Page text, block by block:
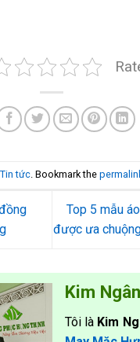
Tin tức. Bookmark the
Top 5 mẫu
được ưa
Kim Ngân
Tôi là Kim